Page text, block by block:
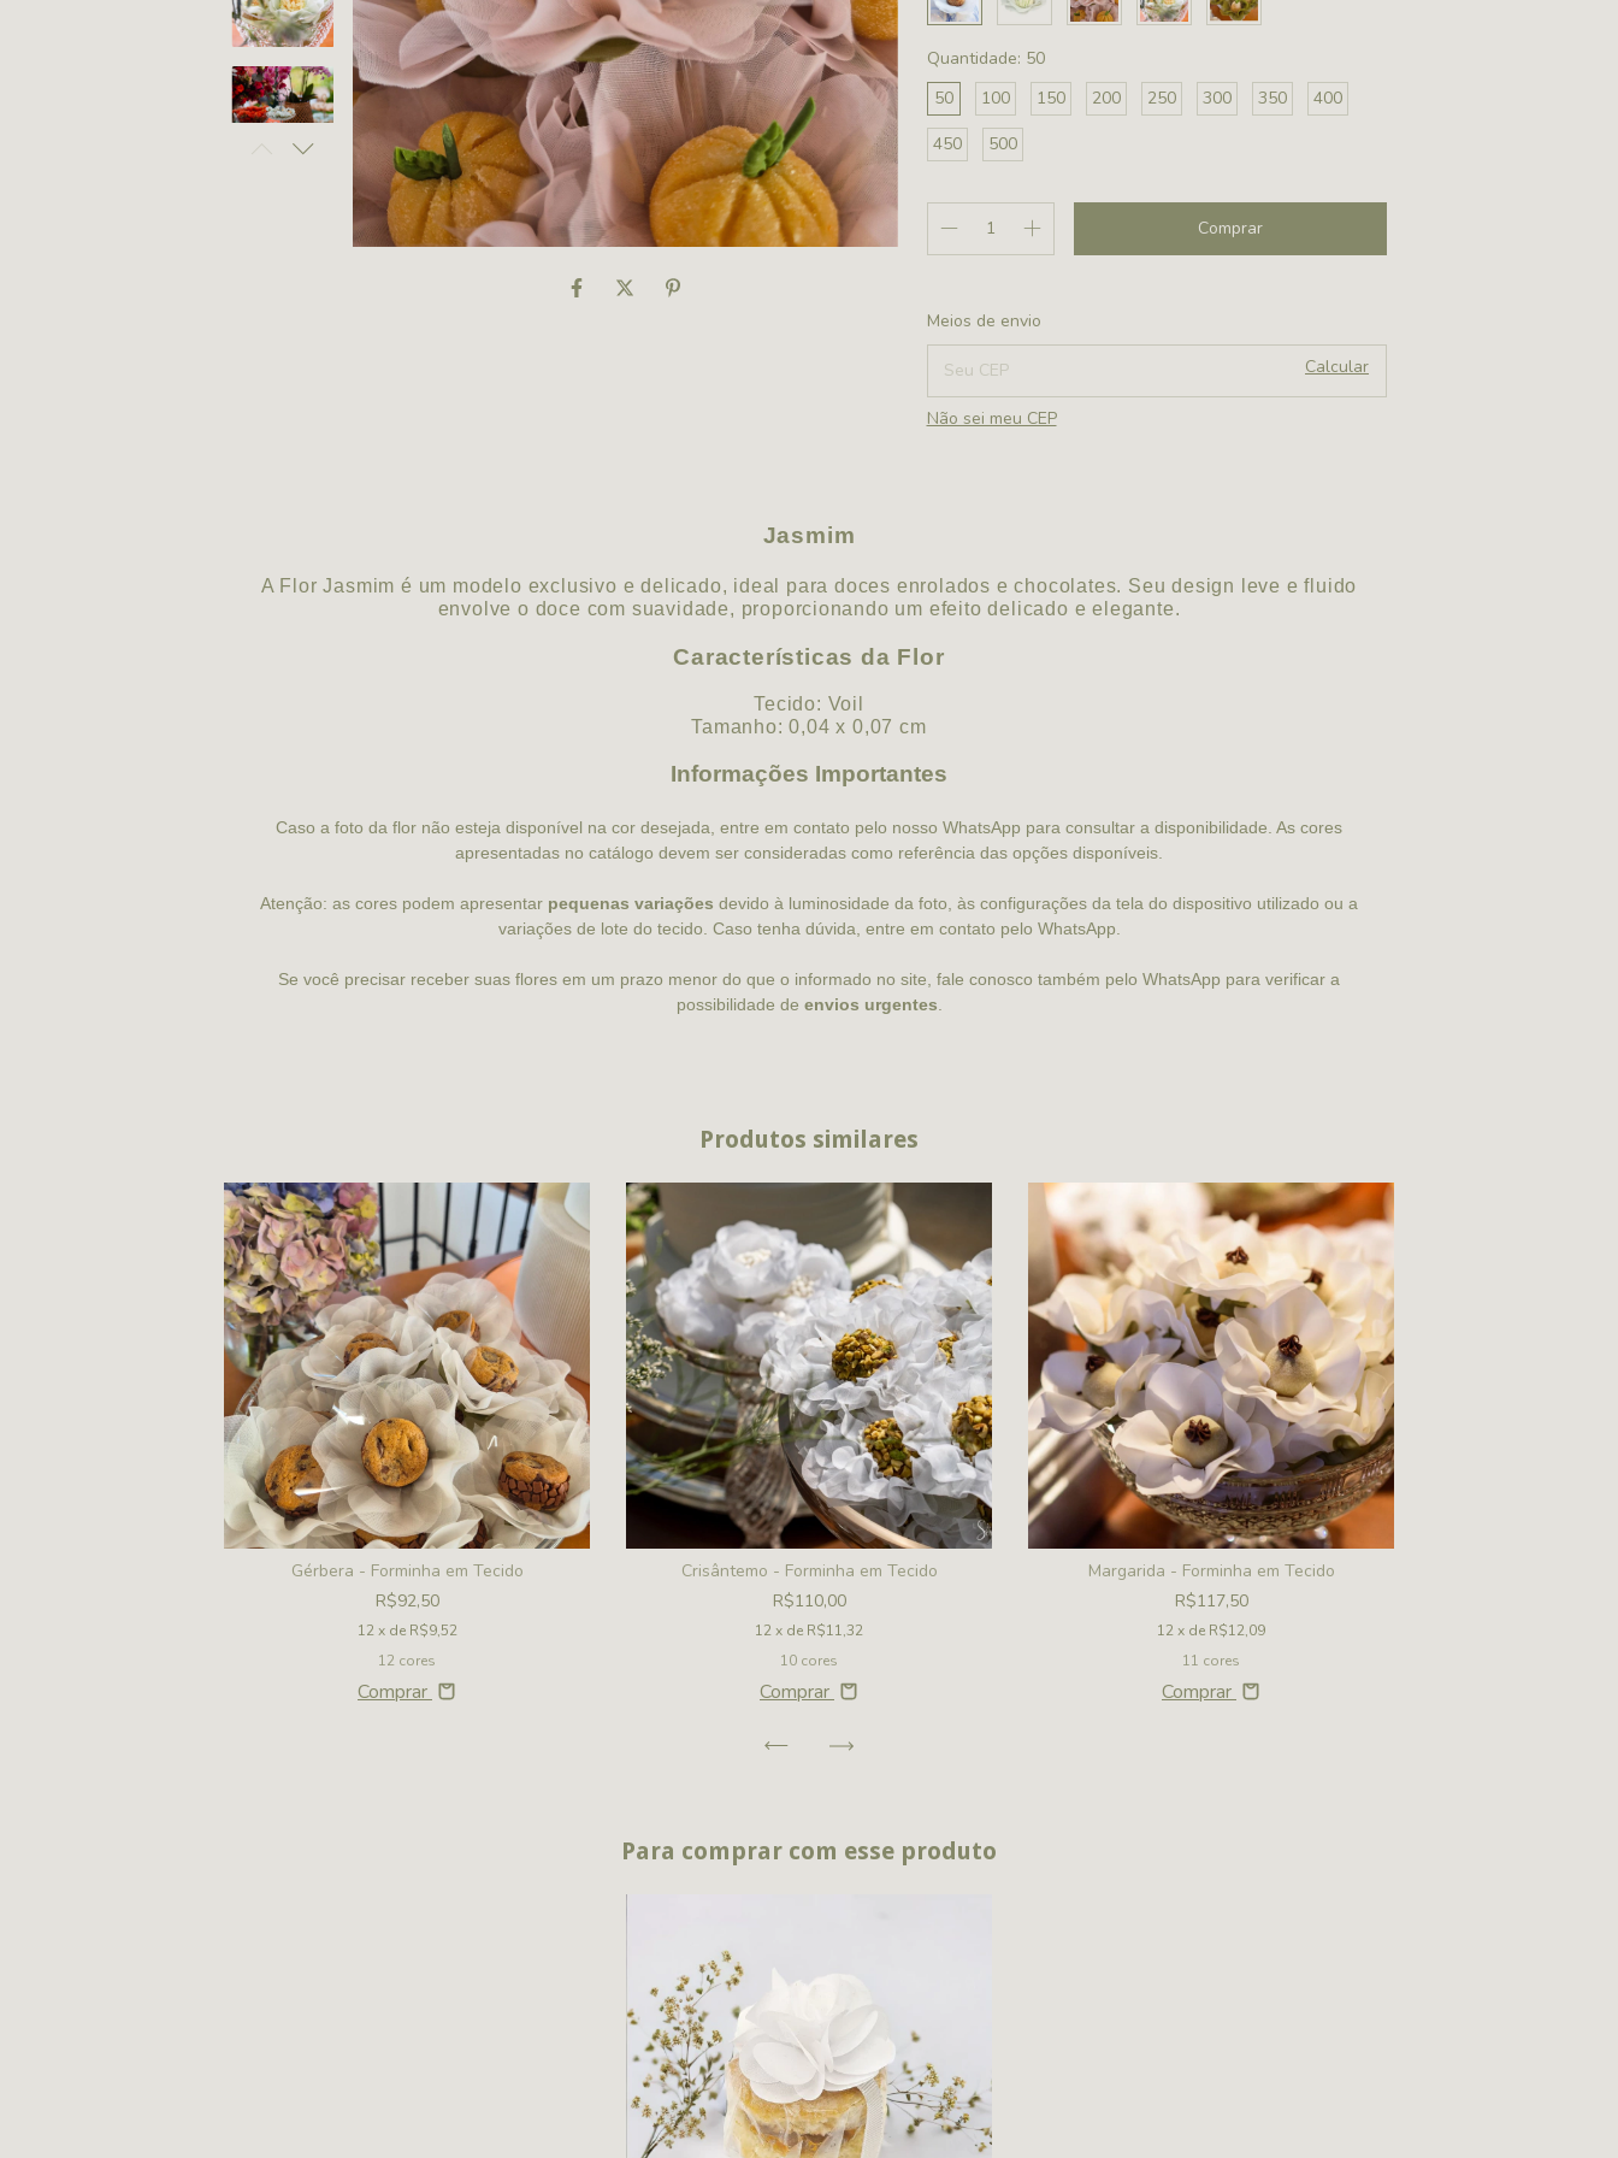
Quantidade: 50
50
100 150 200 250 300 350
400
450
500
Entregas para o CEP:
Meios de envio
Calcular
Não sei meu CEP
Jasmim
A Flor Jasmim é um modelo exclusivo e delicado, ideal para doces enrolados e chocolates. Seu design leve e fluido
envolve o doce com suavidade, proporcionando um efeito delicado e elegante.
Características da Flor
Tecido: Voil
Tamanho: 0,04 x 0,07 cm
Informações Importantes
Caso a foto da flor não esteja disponível na cor desejada, entre em contato pelo nosso WhatsApp para consultar a disponibilidade. As cores
apresentadas no catálogo devem ser consideradas como referência das opções disponíveis.
Atenção: as cores podem apresentar pequenas variações devido à luminosidade da foto, às configurações da tela do dispositivo utilizado ou a
variações de lote do tecido. Caso tenha dúvida, entre em contato pelo WhatsApp.
Se você precisar receber suas flores em um prazo menor do que o informado no site, fale conosco também pelo WhatsApp para verificar a
possibilidade de envios urgentes
Produtos similares
Gérbera - Forminha em Tecido
R$92,50
12 x de R$9,52
12 cores
Comprar
Crisântemo - Forminha em Tecido
R$110,00
12x de R$11,32
10 cores
Comprar
Margarida - Forminha em Tecido
R$117,50
12x de R$12,09
11 cores
Comprar
Para comprar com esse produto